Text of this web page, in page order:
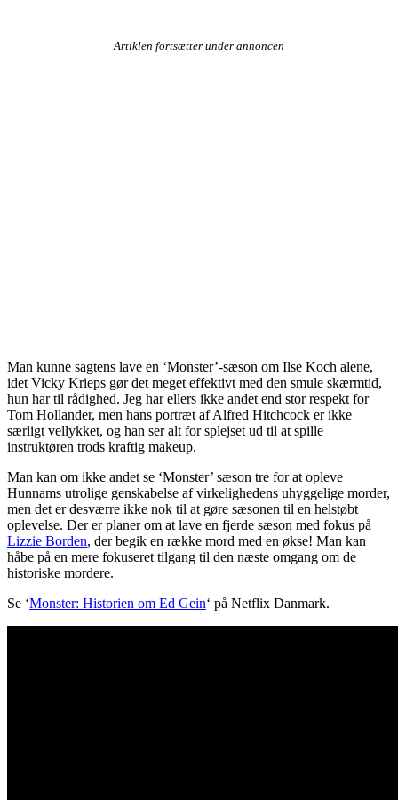
Artiklen fortsætter under annoncen
Man kunne sagtens lave en ‘Monster’-sæson om Ilse Koch alene,
idet Vicky Krieps gør det meget effektivt med den smule skærmtid,
hun har til rådighed. Jeg har ellers ikke andet end stor respekt for
Tom Hollander, men hans portræt af Alfred Hitchcock er ikke
særligt vellykket, og han ser alt for splejset ud til at spille
instruktøren trods kraftig makeup.
Man kan om ikke andet se ‘Monster’ sæson tre for at opleve
Hunnams utrolige genskabelse af virkelighedens uhyggelige morder,
men det er desværre ikke nok til at gøre sæsonen til en helstøbt
oplevelse. Der er planer om at lave en fjerde sæson med fokus på
Lizzie Borden, der begik en række mord med en økse! Man kan
håbe på en mere fokuseret tilgang til den næste omgang om de
historiske mordere.
Se ‘Monster: Historien om Ed Gein‘ på Netflix Danmark.